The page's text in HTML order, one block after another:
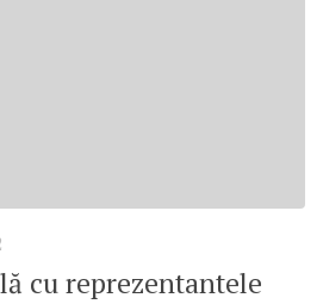
cu reprezentantele